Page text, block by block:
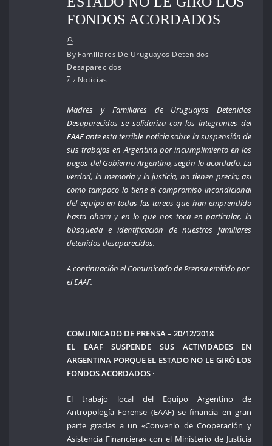
FONDOS ACORDADOS
By Familiares De Uruguayos Detenidos
Desaparecidos
Noticias
Madres y Familiares de Uruguayos Detenidos
Desaparecidos se solidariza con los integrantes del
EAAF ante esta terrible noticia sobre la suspensión de
sus trabajos en Argentina por incumplimiento en los
pagos del Gobierno Argentino, según lo acordado. La
verdad, la memoria y la justicia, no tienen precio; así
como tampoco lo tiene el compromiso incondicional
del equipo en todas las tareas que han emprendido
hasta ahora y en lo que nos toca en particular, la
búsqueda e identificación de nuestros familiares
detenidos desaparecidos.
A continuación el Comunicado de Prensa emitido por
el EAAF.
COMUNICADO DE PRENSA – 20/12/2018
EL EAAF SUSPENDE SUS ACTIVIDADES EN
ARGENTINA PORQUE EL ESTADO NO LE GIRÓ LOS
FONDOS ACORDADOS ·
El trabajo local del Equipo Argentino de
Antropología Forense (EAAF) se financia en gran
parte gracias a un «Convenio de Cooperación y
Asistencia Financiera» con el Ministerio de Justicia